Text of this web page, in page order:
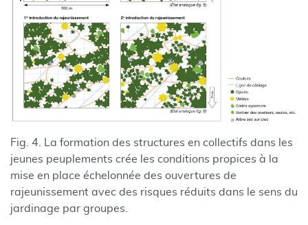
Fig. 4. La formation des structures en collectifs dans les
jeunes peuplements crée les conditions propices à la
mise en place échelonnée des ouvertures de
rajeunissement avec des risques réduits dans le sens du
jardinage par groupes.